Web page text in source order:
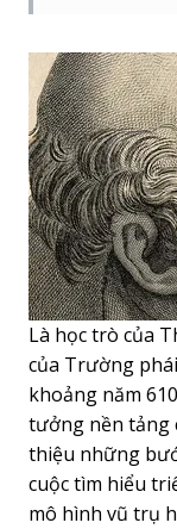
Là học trò của
của Trường
khoảng năm
tưởng nền tảng
thiệu những
cuộc tìm hiểu
mô hình vũ trụ